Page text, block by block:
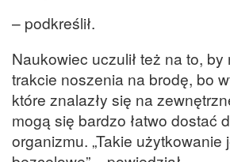
– podkreślił.
Naukowiec uczulił też na to,
trakcie noszenia na brodę, bo
które znalazły się na
mogą się bardzo łatwo dostać
organizmu. „Takie użytkowanie